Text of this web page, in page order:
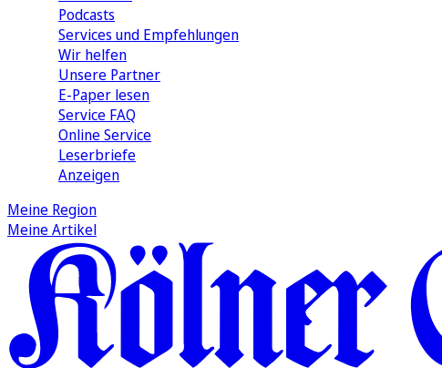
Podcasts
Services und Empfehlungen
Wir helfen
Unsere Partner
E-Paper lesen
Service FAQ
Online Service
Leserbriefe
Anzeigen
Meine Region
Meine Artikel